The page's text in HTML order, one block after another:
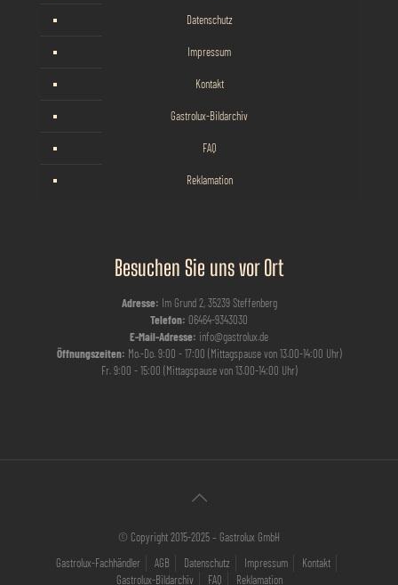
Datenschutz
Impressum
Kontakt
Gastrolux-Bildarchiv
FAQ
Reklamation
Besuchen Sie uns vor Ort
Adresse: Im Grund 2, 35239 Steffenberg
Telefon: 06464-9343030
E-Mail-Adresse: info@gastrolux.de
Öffnungszeiten: Mo.-Do. 9:00 - 17:00 (Mittagspause von 13.00-14:00 Uhr)
Fr. 9:00 - 15:00 (Mittagspause von 13.00-14:00 Uhr)
© Copyright 2015-2025 – Gastrolux GmbH
Gastrolux-Fachhändler
AGB Datenschutz Impressum
Kontakt
Gastrolux-Bildarchiv
FAQ Reklamation